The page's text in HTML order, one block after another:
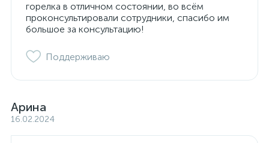
горелка в отличном состоянии, во всём
проконсультировали сотрудники, спасибо им
большое за консультацию!
Поддерживаю
Арина
16.02.2024